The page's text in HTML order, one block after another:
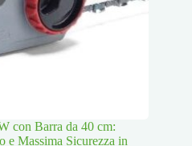
con Barra da 40 cm:
e Massima Sicurezza in